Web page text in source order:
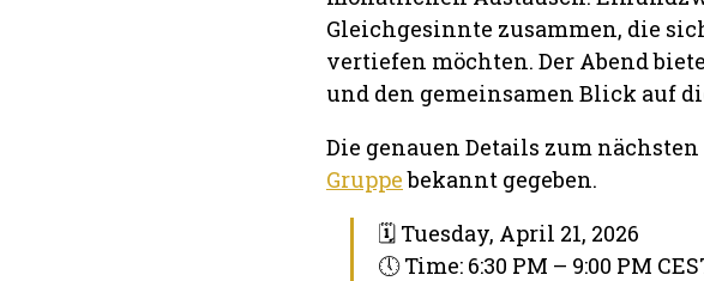
Gleichgesinnte zusammen, die
vertiefen möchten. Der Abend
und den gemeinsamen Blick auf
Die genauen Details zum
Gruppebekannt gegeben.
🗓 Tuesday, April 21, 2026
🕔 Time: 6:30 PM – 9:00 PM